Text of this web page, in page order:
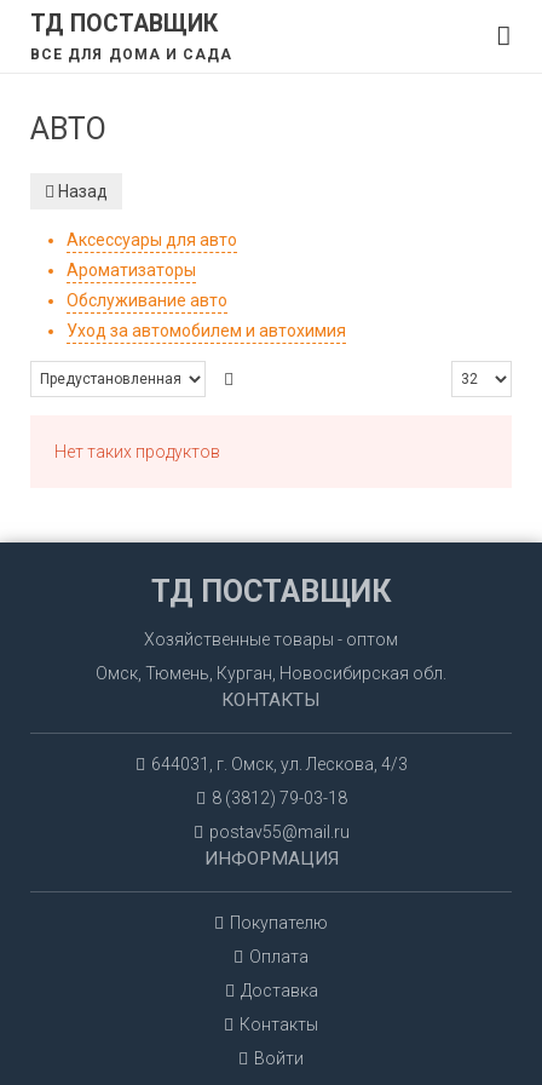
ТД ПОСТАВЩИК
ВСЕ ДЛЯ ДОМА И САДА
АВТО
Назад
Аксессуары для авто
Ароматизаторы
Обслуживание авто
Уход за автомобилем и автохимия
Нет таких продуктов
ТД ПОСТАВЩИК
Хозяйственные товары - оптом
Омск, Тюмень, Курган, Новосибирская обл.
КОНТАКТЫ
644031, г. Омск, ул. Лескова, 4/3
8 (3812) 79-03-18
postav55@mail.ru
ИНФОРМАЦИЯ
Покупателю
Оплата
Доставка
Контакты
Войти